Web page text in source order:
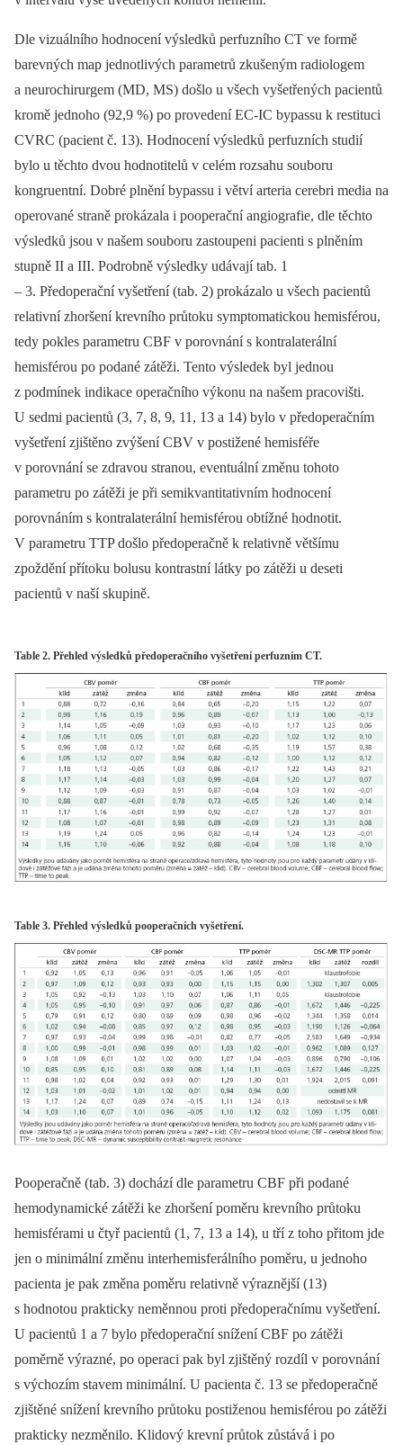
Dle vizuálního hodnocení výsledků perfuzního CT ve formě
barevných map jednotlivých parametrů zkušeným radiologem
a neurochirurgem (MD, MS) došlo u všech vyšetřených pacientů
kromě jednoho (92,9 %) po provedení EC‑IC bypassu k restituci
CVRC (pacient č. 13). Hodnocení výsledků perfuzních studií
bylo u těchto dvou hodnotitelů v celém rozsahu souboru
kongruentní. Dobré plnění bypassu i větví arteria cerebri media na
operované straně prokázala i pooperační angiografie, dle těchto
výsledků jsou v našem souboru zastoupeni pacienti s plněním
stupně II a III. Podrobně výsledky udávají tab. 1
–⁠ 3. Předoperační vyšetření (tab. 2) prokázalo u všech pacientů
relativní zhoršení krevního průtoku symptomatickou hemisférou,
tedy pokles parametru CBF v porovnání s kontralaterální
hemisférou po podané zátěži. Tento výsledek byl jednou
z podmínek indikace operačního výkonu na našem pracovišti.
U sedmi pacientů (3, 7, 8, 9, 11, 13 a 14) bylo v předoperačním
vyšetření zjištěno zvýšení CBV v postižené hemisféře
v porovnání se zdravou stranou, eventuální změnu tohoto
parametru po zátěži je při semikvantitativním hodnocení
porovnáním s kontralaterální hemisférou obtížné hodnotit.
V parametru TTP došlo před­operačně k relativně většímu
zpoždění přítoku bolusu kontrastní látky po zátěži u deseti
pacientů v naší skupině.
Table 2. Přehled výsledků předoperačního vyšetření perfuzním CT.
Table 3. Přehled výsledků pooperačních vyšetření.
Pooperačně (tab. 3) dochází dle parametru CBF při podané
hemodynamické zátěži ke zhoršení poměru krevního průtoku
hemisférami u čtyř pacientů (1, 7, 13 a 14), u tří z toho přitom jde
jen o minimální změnu interhemisferálního poměru, u jednoho
pacienta je pak změna poměru relativně výraznější (13)
s hodnotou prakticky neměnnou proti předoperačnímu vyšetření.
U pacientů 1 a 7 bylo předoperační snížení CBF po zátěži
poměrně výrazné, po operaci pak byl zjištěný rozdíl v porovnání
s výchozím stavem minimální. U pacienta č. 13 se předoperačně
zjištěné snížení krevního průtoku postiženou hemisférou po zátěži
prakticky nezměnilo. Klidový krevní průtok zůstává i po